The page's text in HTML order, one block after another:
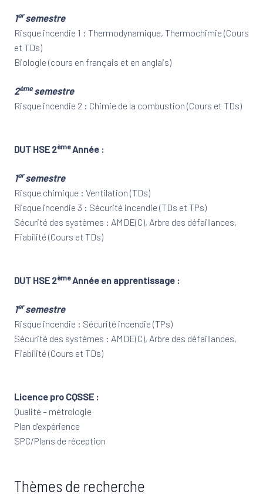
1ersemestre
Risque incendie 1 : Thermodynamique, Thermochimie (Cours
et TDs)
Biologie (cours en français et en anglais)
2èmesemestre
Risque incendie 2 : Chimie de la combustion (Cours et TDs)
DUT HSE 2èmeAnnée :
1ersemestre
Risque chimique : Ventilation (TDs)
Risque incendie 3 : Sécurité incendie (TDs et TPs)
Sécurité des systèmes : AMDE(C), Arbre des défaillances,
Fiabilité (Cours et TDs)
DUT HSE 2èmeAnnée en apprentissage :
1ersemestre
Risque incendie : Sécurité incendie (TPs)
Sécurité des systèmes : AMDE(C), Arbre des défaillances,
Fiabilité (Cours et TDs)
Licence pro CQSSE :
Qualité – métrologie
Plan d’expérience
SPC/Plans de réception
Thèmes de recherche